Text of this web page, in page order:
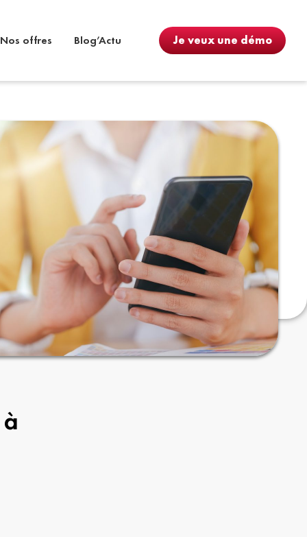
Nos offres Blog’Actu Je veux une démo